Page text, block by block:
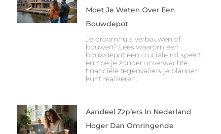
Moet Je Weten Over Een
Bouwdepot
Je droomhuis verbouwen of
bouwen? Lees waarom een
bouwdepot een cruciale rol speelt
en hoe je zonder onverwachte
financiële tegenvallers je plannen
kunt realiseren.
Aandeel Zzp’ers In Nederland
Hoger Dan Omringende